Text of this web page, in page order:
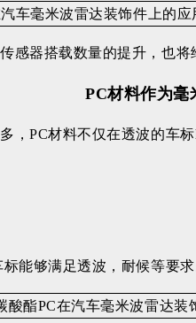
感器搭载数量的提升，也
PC材料作为毫
，PC材料不仅在透波的
能够满足透波，耐候等要求